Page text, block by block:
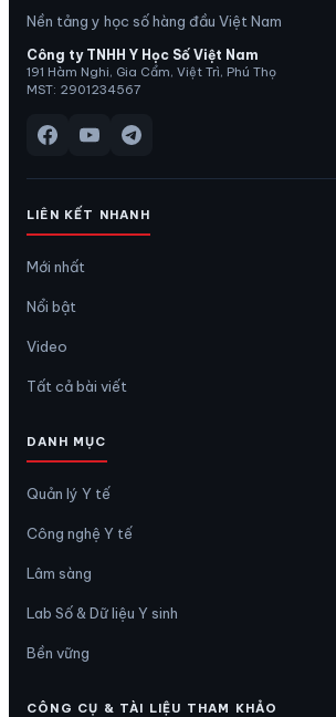
Nền tảng y học số hàng đầu Việt Nam
Công ty TNHH Y Học Số Việt Nam
191 Hàm Nghi, Gia Cẩm, Việt Trì, Phú Thọ
MST: 2901234567
LIÊN KẾT NHANH
Mới nhất
Nổi bật
Video
Tất cả bài viết
DANH MỤC
Quản lý Y tế
Công nghệ Y tế
Lâm sàng
Lab Số & Dữ liệu Y sinh
Bền vững
CÔNG CỤ & TÀI LIỆU THAM KHẢO